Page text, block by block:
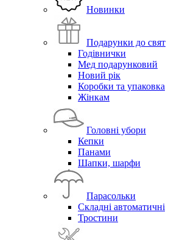
Новинки
Подарунки до свят
Годівнички
Мед подарунковий
Новий рік
Коробки та упаковка
Жінкам
Головні убори
Кепки
Панами
Шапки, шарфи
Парасольки
Складні автоматичні
Тростини